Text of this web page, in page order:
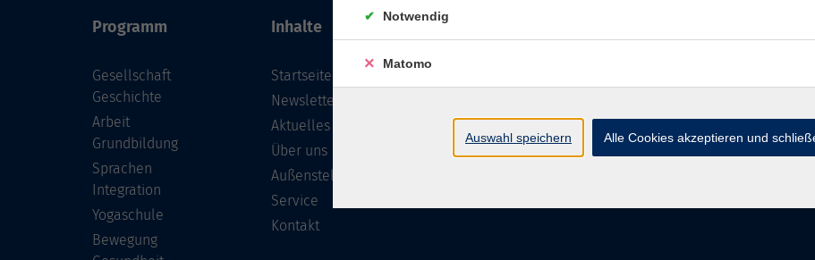
Programm
Gesellschaft
Geschichte
Arbeit
Grundbildung
Sprachen
Integration
Yogaschule
Bewegung
Inhalte
Startseite
Newsletter
Aktuelles
Über uns
Außenstellen
Service
Kontakt
info@vhs-don.de
Notwendig
Matomo
Auswahl speichern Alle Cookies akzeptieren und